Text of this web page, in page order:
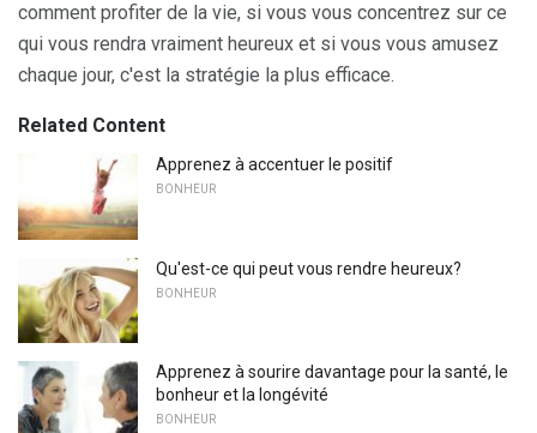
comment profiter de la vie, si vous vous concentrez sur ce
qui vous rendra vraiment heureux et si vous vous amusez
chaque jour, c'est la stratégie la plus efficace.
Related Content
Apprenez à accentuer le positif
BONHEUR
Qu'est-ce qui peut vous rendre heureux?
BONHEUR
Apprenez à sourire davantage pour la santé, le
bonheur et la longévité
BONHEUR